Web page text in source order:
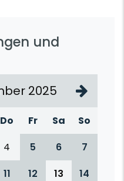
und
2025
Do Fr Sa
So
4 5 6
7
11 12 13
14